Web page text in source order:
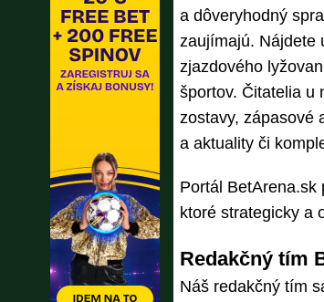
a dôveryhodný
zaujímajú. Nájdete
zjazdového
športov. Čitatelia u
zostavy, zápasové
a aktuality či
Portál BetArena.sk
ktoré strategicky a
Redakčný tím
Náš redakčný tím